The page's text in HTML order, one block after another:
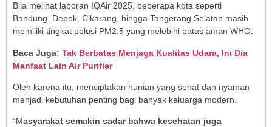
Bila melihat laporan IQAir 2025, beberapa kota seperti
Bandung, Depok, Cikarang, hingga Tangerang Selatan masih
memiliki tingkat polusi PM2.5 yang melebihi batas aman WHO.
Baca Juga: Tak Berbatas Menjaga Kualitas Udara, Ini Dia
Manfaat Lain Air Purifier
Oleh karena itu, menciptakan hunian yang sehat dan nyaman
menjadi kebutuhan penting bagi banyak keluarga modern.
“Masyarakat semakin sadar bahwa kesehatan juga